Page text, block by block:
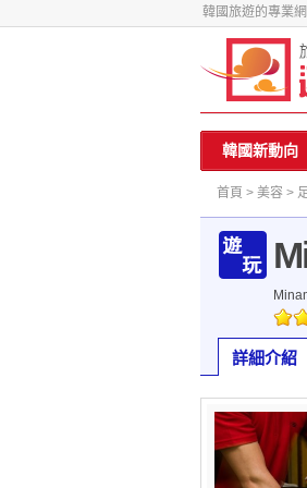
韓國旅遊的專業
韓國新動向
首頁 > 美容 >
詳細介紹